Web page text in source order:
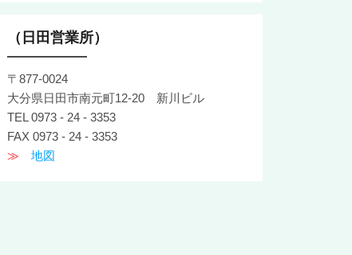
（日田営業所）
〒877-0024
大分県日田市南元町12-20 新川ビル
TEL 0973 - 24 - 3353
FAX 0973 - 24 - 3353
≫ 地図